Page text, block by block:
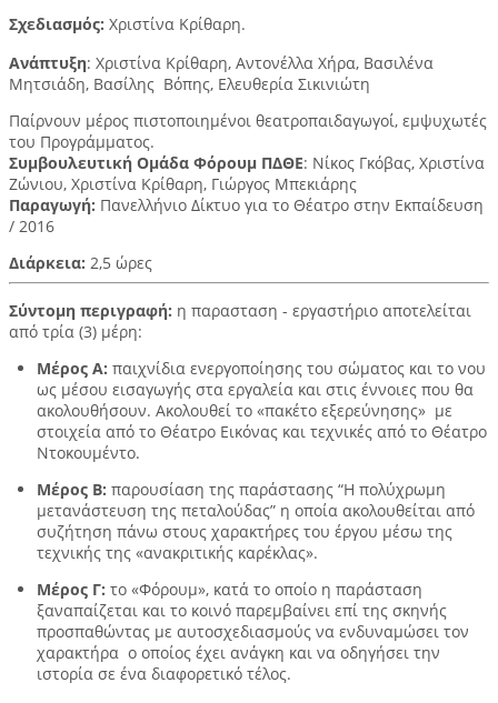
Σχεδιασμός: Χριστίνα Κρίθαρη.
Ανάπτυξη: Χριστίνα Κρίθαρη, Αντονέλλα Χήρα, Βασιλένα
Μητσιάδη, Βασίλης Βόπης, Ελευθερία Σικινιώτη
Παίρνουν μέρος πιστοποιημένοι θεατροπαιδαγωγοί, εμψυχωτές
του Προγράμματος.
Συμβουλευτική Ομάδα Φόρουμ ΠΔΘΕ: Νίκος Γκόβας, Χριστίνα
Ζώνιου, Χριστίνα Κρίθαρη, Γιώργος Μπεκιάρης
Παραγωγή: Πανελλήνιο Δίκτυο για το Θέατρο στην Εκπαίδευση
/ 2016
Διάρκεια: 2,5 ώρες
Σύντομη περιγραφή: η παρασταση - εργαστήριο αποτελείται
από τρία (3) μέρη:
Μέρος Α: παιχνίδια ενεργοποίησης του σώματος και το νου
ως μέσου εισαγωγής στα εργαλεία και στις έννοιες που θα
ακολουθήσουν. Ακολουθεί το «πακέτο εξερεύνησης» με
στοιχεία από το Θέατρο Εικόνας και τεχνικές από το Θέατρο
Ντοκουμέντο.
Μέρος Β:παρουσίαση της παράστασης “Η πολύχρωμη
μετανάστευση της πεταλούδας” η οποία ακολουθείται από
συζήτηση πάνω στους χαρακτήρες του έργου μέσω της
τεχνικής της «ανακριτικής καρέκλας».
Μέρος Γ:το «Φόρουμ», κατά το οποίο η παράσταση
ξαναπαίζεται και το κοινό παρεμβαίνει επί της σκηνής
προσπαθώντας με αυτοσχεδιασμούς να ενδυναμώσει τον
χαρακτήρα ο οποίος έχει ανάγκη και να οδηγήσει την
ιστορία σε ένα διαφορετικό τέλος.